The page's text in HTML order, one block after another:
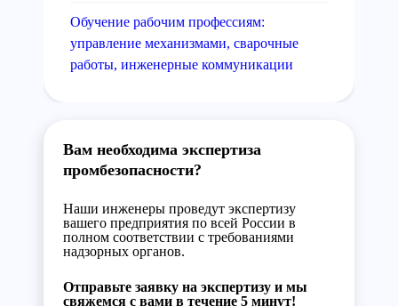
Обучение рабочим профессиям:
управление механизмами, сварочные
работы, инженерные коммуникации
Вам необходима экспертиза
промбезопасности?
Наши инженеры проведут экспертизу
вашего предприятия по всей России в
полном соответствии с требованиями
надзорных органов.
Отправьте заявку на экспертизу и мы
свяжемся с вами в течение 5 минут!